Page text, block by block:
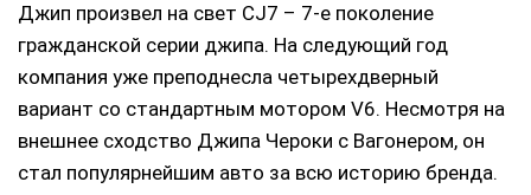
Джип произвел на свет CJ7 – 7-е поколение
гражданской серии джипа. На следующий год
компания уже преподнесла четырехдверный
вариант со стандартным мотором V6. Несмотря на
внешнее сходство Джипа Чероки с Вагонером, он
стал популярнейшим авто за всю историю бренда.